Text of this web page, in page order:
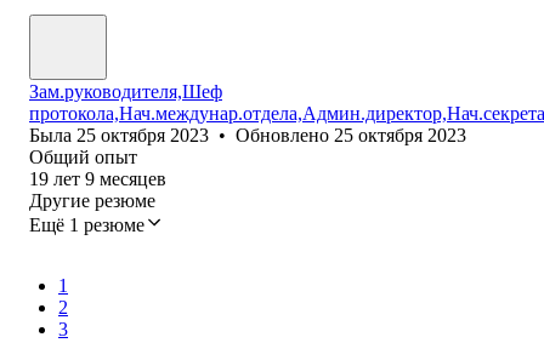
Зам.руководителя,Шеф
Была 25 октября 2023 • Обновлено 25 октября 2023
Общий опыт
19 лет 9 месяцев
Другие резюме
Ещё 1 резюме
1
2
3